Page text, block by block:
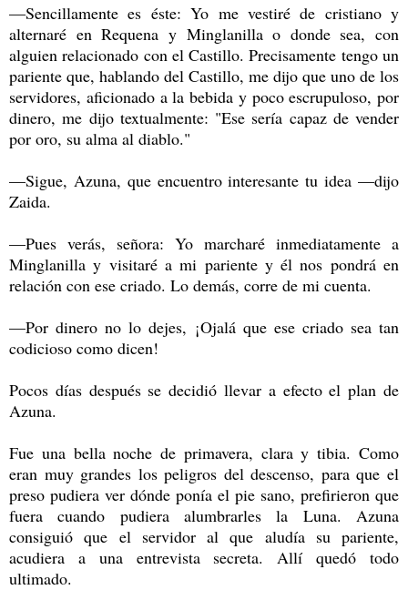
—Sencillamente es éste: Yo me vestiré de cristiano y
alternaré en Requena y Minglanilla o donde sea, con
alguien relacionado con el Castillo. Precisamente tengo un
pariente que, hablando del Castillo, me dijo que uno de los
servidores, aficionado a la bebida y poco escrupuloso, por
dinero, me dijo textualmente: "Ese sería capaz de vender
por oro, su alma al diablo."
—Sigue, Azuna, que encuentro interesante tu idea —dijo
Zaida.
—Pues verás, señora: Yo marcharé inmediatamente a
Minglanilla y visitaré a mi pariente y él nos pondrá en
relación con ese criado. Lo demás, corre de mi cuenta.
—Por dinero no lo dejes, ¡Ojalá que ese criado sea tan
codicioso como dicen!
Pocos días después se decidió llevar a efecto el plan de
Azuna.
Fue una bella noche de primavera, clara y tibia. Como
eran muy grandes los peligros del descenso, para que el
preso pudiera ver dónde ponía el pie sano, prefirieron que
fuera cuando pudiera alumbrarles la Luna. Azuna
consiguió que el servidor al que aludía su pariente,
acudiera a una entrevista secreta. Allí quedó todo
ultimado.